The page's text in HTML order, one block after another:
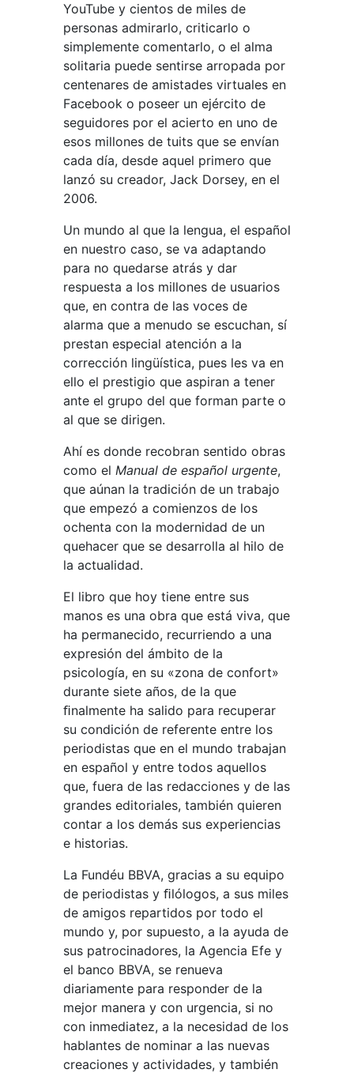
YouTube y cientos de miles de
personas admirarlo, criticarlo o
simplemente comentarlo, o el alma
solitaria puede sentirse arropada por
centenares de amistades virtuales en
Facebook o poseer un ejército de
seguidores por el acierto en uno de
esos millones de tuits que se envían
cada día, desde aquel primero que
lanzó su creador, Jack Dorsey, en el
2006.
Un mundo al que la lengua, el español
en nuestro caso, se va adaptando
para no quedarse atrás y dar
respuesta a los millones de usuarios
que, en contra de las voces de
alarma que a menudo se escuchan, sí
prestan especial atención a la
corrección lingüística, pues les va en
ello el prestigio que aspiran a tener
ante el grupo del que forman parte o
al que se dirigen.
Ahí es donde recobran sentido obras
como el Manual de español urgente,
que aúnan la tradición de un trabajo
que empezó a comienzos de los
ochenta con la modernidad de un
quehacer que se desarrolla al hilo de
la actualidad.
El libro que hoy tiene entre sus
manos es una obra que está viva, que
ha permanecido, recurriendo a una
expresión del ámbito de la
psicología, en su «zona de confort»
durante siete años, de la que
ﬁnalmente ha salido para recuperar
su condición de referente entre los
periodistas que en el mundo trabajan
en español y entre todos aquellos
que, fuera de las redacciones y de las
grandes editoriales, también quieren
contar a los demás sus experiencias
e historias.
La Fundéu BBVA, gracias a su equipo
de periodistas y ﬁlólogos, a sus miles
de amigos repartidos por todo el
mundo y, por supuesto, a la ayuda de
sus patrocinadores, la Agencia Efe y
el banco BBVA, se renueva
diariamente para responder de la
mejor manera y con urgencia, si no
con inmediatez, a la necesidad de los
hablantes de nominar a las nuevas
creaciones y actividades, y también